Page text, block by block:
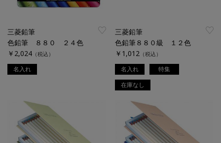
三菱鉛筆
色鉛筆 ８８０ ２４色
￥2,024 （税込）
名入れ
三菱鉛筆
色鉛筆８８０級 １２色
￥1,012 （税込）
名入れ
特集
在庫なし